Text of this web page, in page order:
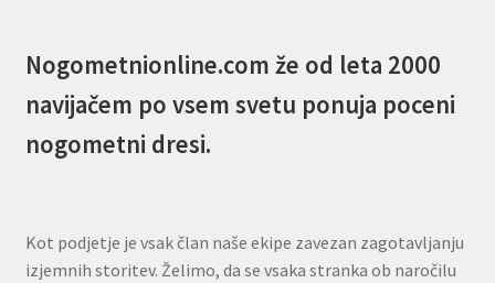
Nogometnionline.com že od leta 2000
navijačem po vsem svetu ponuja poceni
nogometni dresi.
Kot podjetje je vsak član naše ekipe zavezan zagotavljanju
izjemnih storitev. Želimo, da se vsaka stranka ob naročilu